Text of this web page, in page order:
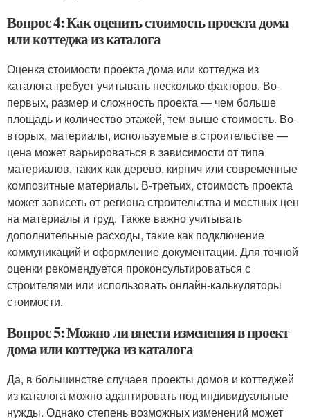
Вопрос 4: Как оценить стоимость проекта дома
или коттеджа из каталога
Оценка стоимости проекта дома или коттеджа из
каталога требует учитывать несколько факторов. Во-
первых, размер и сложность проекта — чем больше
площадь и количество этажей, тем выше стоимость. Во-
вторых, материалы, используемые в строительстве —
цена может варьироваться в зависимости от типа
материалов, таких как дерево, кирпич или современные
композитные материалы. В-третьих, стоимость проекта
может зависеть от региона строительства и местных цен
на материалы и труд. Также важно учитывать
дополнительные расходы, такие как подключение
коммуникаций и оформление документации. Для точной
оценки рекомендуется проконсультироваться с
строителями или использовать онлайн-калькуляторы
стоимости.
Вопрос 5: Можно ли внести изменения в проект
дома или коттеджа из каталога
Да, в большинстве случаев проекты домов и коттеджей
из каталога можно адаптировать под индивидуальные
нужды. Однако степень возможных изменений может